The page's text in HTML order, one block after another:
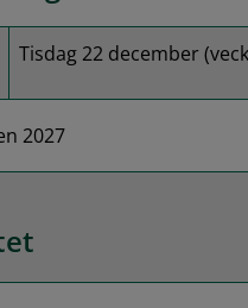
Tisdag 22 december
2027